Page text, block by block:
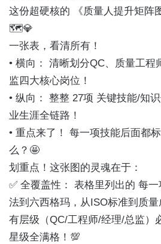
这份超硬核的 《质量人提升矩阵
🗺️💎
一张表，看清所有！
• 横向： 清晰划分QC、质量工程
监四大核心岗位！
• 纵向： 整整 27项 关键技能/知
业生涯全链路！
• 重点来了！ 每一项技能后面都
么？🤩
划重点！这张图的灵魂在于：
✅ 全覆盖性： 表格里列出的 每
法到六西格玛，从ISO标准到质
有层级（QC/工程师/经理/总监）
星级全满格！💯